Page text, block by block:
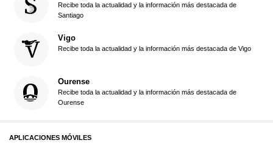
Recibe toda la actualidad y la información más destacada de
Santiago
Vigo
Recibe toda la actualidad y la información más destacada de Vigo
Ourense
Recibe toda la actualidad y la información más destacada de
Ourense
APLICACIONES MÓVILES